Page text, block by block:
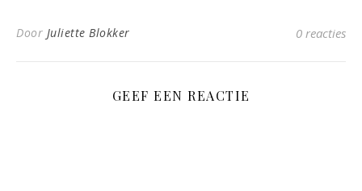
Door Juliette Blokker 0 reacties
GEEF EEN REACTIE